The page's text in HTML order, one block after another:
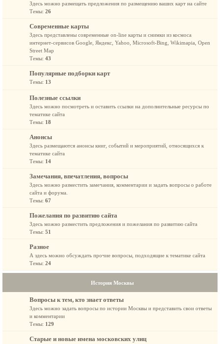
Здесь можно размещать предложения по размещению ваших карт на сайте
Темы: 26
Современные карты
Здесь представлены современные on-line карты и снимки из космоса
интернет-сервисов Google, Яндекс, Yahoo, Microsoft-Bing, Wikimapia, Open
Street Map
Темы: 43
Популярные подборки карт
Темы: 13
Полезные ссылки
Здесь можно посмотреть и оставить ссылки на дополнительные ресурсы по
тематике сайта
Темы: 18
Анонсы
Здесь размещаются анонсы книг, событий и мероприятий, относящихся к
тематике сайта
Темы: 14
Замечания, впечатления, вопросы
Здесь можно разместить замечания, комментарии и задать вопросы о работе
сайта и форума.
Темы: 67
Пожелания по развитию сайта
Здесь можно разместить предложения и пожелания по развитию сайта
Темы: 51
Разное
А здесь можно обсуждать прочие вопросы, подходящие к тематике сайта
Темы: 24
История Москвы
Вопросы к тем, кто знает ответы
Здесь можно задать вопросы по истории Москвы и представить свои ответы
и комментарии
Темы: 129
Старые и новые имена московских улиц